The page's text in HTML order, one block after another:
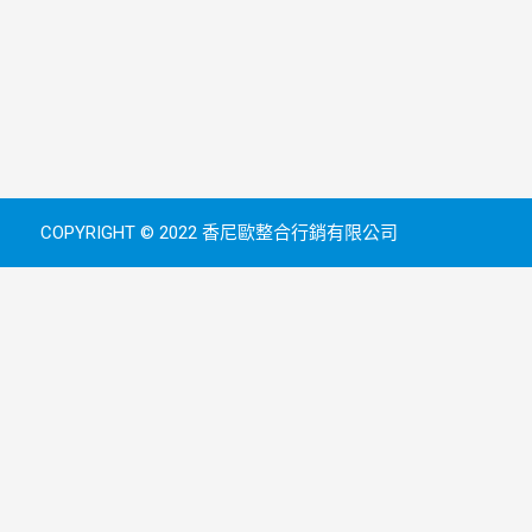
COPYRIGHT © 2022 香尼歐整合行銷有限公司